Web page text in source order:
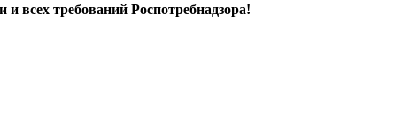
всех требований Роспотребнадзора!